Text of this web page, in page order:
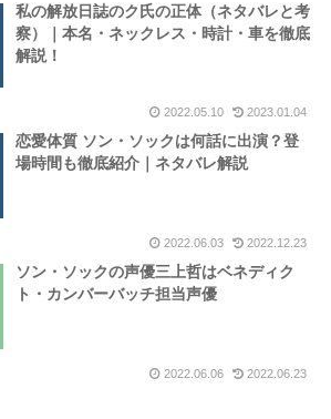
私の解放日誌のク氏の正体（ネタバレと考
察）｜本名・ネックレス・時計・車を徹底
解説！
2022.05.10 2023.01.04
恋愛体質 ソン・ソックは何話に出演？登
場時間も徹底紹介｜ネタバレ解説
2022.06.03 2022.12.23
ソン・ソックの声優三上哲はベネディク
ト・カンバーバッチ担当声優
2022.06.06 2022.06.23